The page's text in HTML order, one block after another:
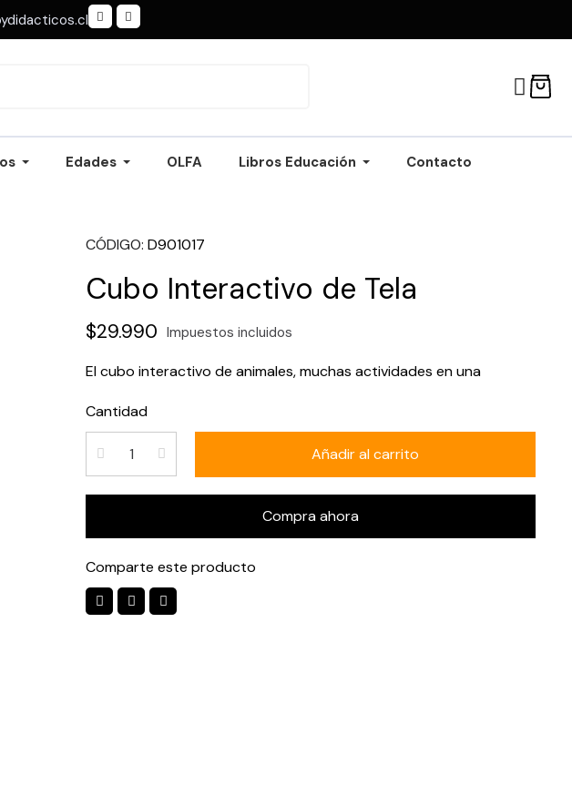
Edades OLFA Libros Educación Contacto
CÓDIGO D901017
Cubo Interactivo de Tela
$29.990 Impuestos incluidos
El cubo interactivo de animales, muchas actividades en una
Cantidad
Añadir al carrito
Compra ahora
Comparte este producto